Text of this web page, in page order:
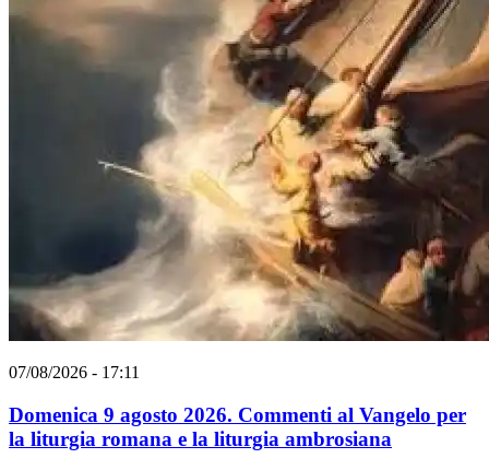
07/08/2026 - 17:11
Domenica 9 agosto 2026. Commenti al Vangelo per
la liturgia romana e la liturgia ambrosiana